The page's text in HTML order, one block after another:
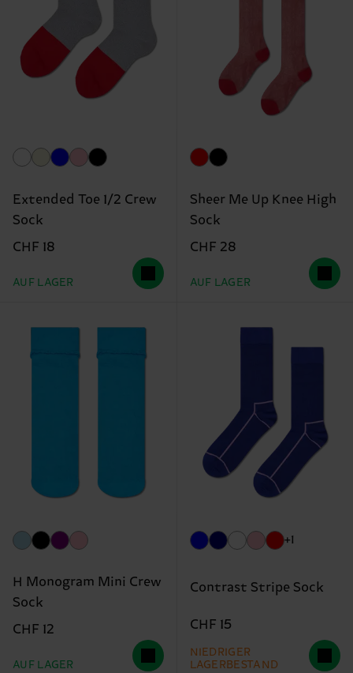
Extended Toe 1/2 Crew
Sock
CHF 18
AUF LAGER
Sheer Me Up Knee High
Sock
CHF 28
AUF LAGER
H Monogram Mini Crew
Sock
CHF 12
AUF LAGER
+1
Contrast Stripe Sock
CHF 15
NIEDRIGER
LAGERBESTAND